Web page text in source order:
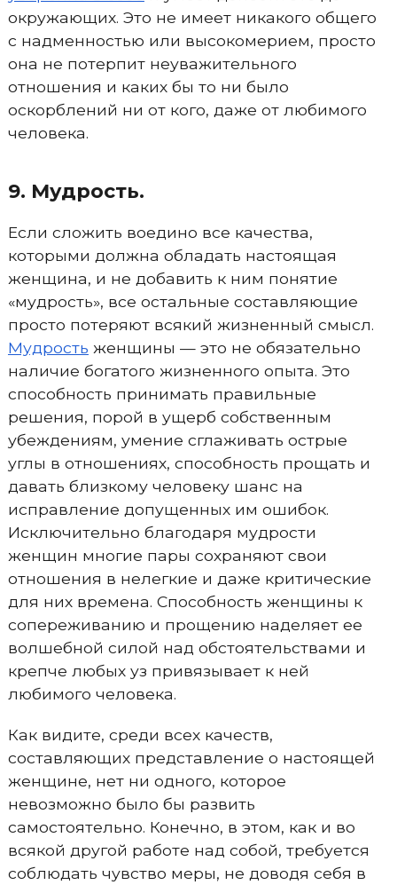
окружающих. Это не имеет никакого общего
с надменностью или высокомерием, просто
она не потерпит неуважительного
отношения и каких бы то ни было
оскорблений ни от кого, даже от любимого
человека.
9. Мудрость.
Если сложить воедино все качества,
которыми должна обладать настоящая
женщина, и не добавить к ним понятие
«мудрость», все остальные составляющие
просто потеряют всякий жизненный смысл.
Мудрость женщины — это не обязательно
наличие богатого жизненного опыта. Это
способность принимать правильные
решения, порой в ущерб собственным
убеждениям, умение сглаживать острые
углы в отношениях, способность прощать и
давать близкому человеку шанс на
исправление допущенных им ошибок.
Исключительно благодаря мудрости
женщин многие пары сохраняют свои
отношения в нелегкие и даже критические
для них времена. Способность женщины к
сопереживанию и прощению наделяет ее
волшебной силой над обстоятельствами и
крепче любых уз привязывает к ней
любимого человека.
Как видите, среди всех качеств,
составляющих представление о настоящей
женщине, нет ни одного, которое
невозможно было бы развить
самостоятельно. Конечно, в этом, как и во
всякой другой работе над собой, требуется
соблюдать чувство меры, не доводя себя в